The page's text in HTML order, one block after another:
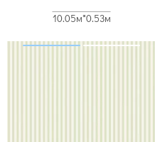
10.05м*0.53м